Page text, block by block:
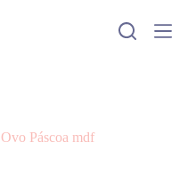
Ovo Páscoa mdf